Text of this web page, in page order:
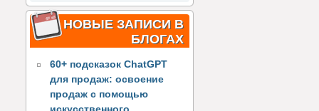
НОВЫЕ ЗАПИСИ В
БЛОГАХ
60+ подсказок ChatGPT
для продаж: освоение
продаж с помощью